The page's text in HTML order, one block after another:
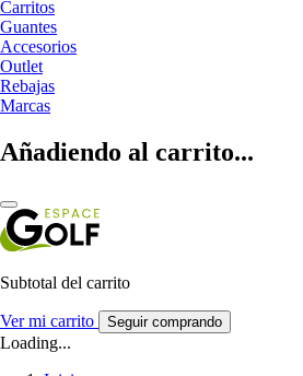
Carritos
Guantes
Accesorios
Outlet
Rebajas
Marcas
Añadiendo al carrito...
Subtotal del carrito
Ver mi carrito Seguir comprando
Loading...